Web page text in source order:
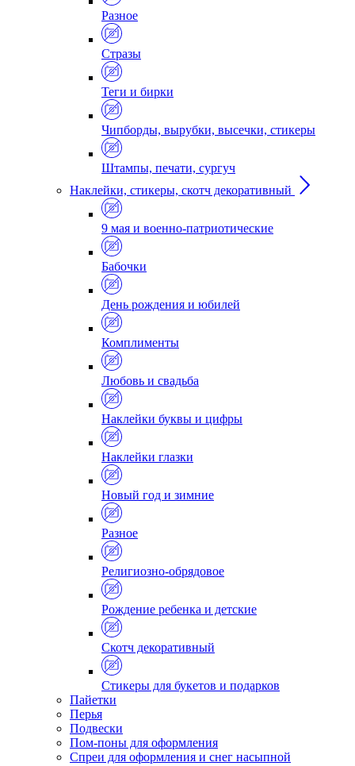
Разное
Стразы
Теги и бирки
Чипборды, вырубки, высечки, стикеры
Штампы, печати, сургуч
Наклейки, стикеры, скотч декоративный
9 мая и военно-патриотические
Бабочки
День рождения и юбилей
Комплименты
Любовь и свадьба
Наклейки буквы и цифры
Наклейки глазки
Новый год и зимние
Разное
Религиозно-обрядовое
Рождение ребенка и детские
Скотч декоративный
Стикеры для букетов и подарков
Пайетки
Перья
Подвески
Пом-поны для оформления
Спреи для оформления и снег насыпной